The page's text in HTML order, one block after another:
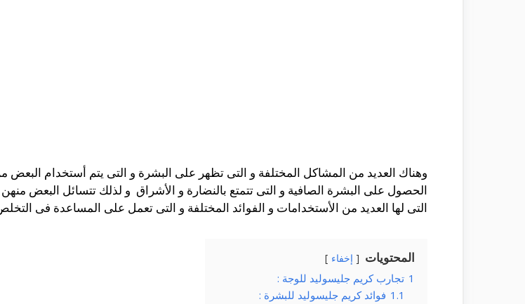
وهناك العديد من المشاكل المختلفة و التى تظهر على البشرة و التى يتم أستخدام
الحصول على البشرة الصافية و التى تتمتع بالنضارة و الأشراق و لذلك تتسائل البعض
التى لها العديد من الأستخدامات و الفوائد المختلفة و التى تعمل على المساعدة فى
المحتويات إخفاء
1 تجارب كريم جليسوليد للوجة :
1.1 فوائد كريم جليسوليد للبشرة :